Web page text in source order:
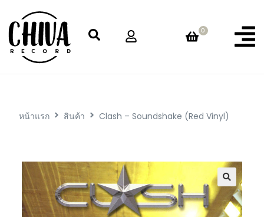
0
หน้าแรก สินค้า Clash – Soundshake (Red Vinyl)